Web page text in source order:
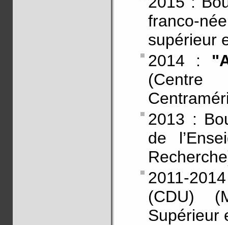
franco-
supérieur
2014 :
2013 :
de
2011-
(CDU)
Supérieur